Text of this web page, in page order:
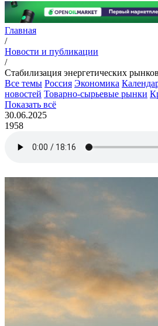
Главная
/
Новости и публикации
/
Стабилизация энергетических
Все темы Россия Экономика
новостей Товарно-сырьевые рынки
Показать всё
30.06.2025
1958